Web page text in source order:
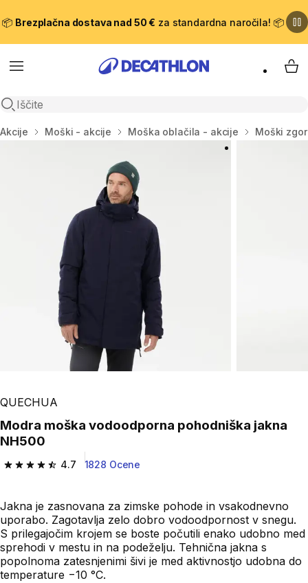
📦 Brezplačna dostava nad 50 € za standardna naročila! 📦
Meni
Odpri iskanje
Domov
Akcije Moški - akcije Moška oblačila - akcije Moški
QUECHUA
Modra moška vodoodporna pohodniška jakna
NH500
4.7
4.7 od 5 zvezdic from 1828 ocene
1828 Ocene
Jakna je zasnovana za zimske pohode in vsakodnevno
uporabo. Zagotavlja zelo dobro vodoodpornost v snegu.
S prilegajočim krojem se boste počutili enako udobno med
sprehodi v mestu in na podeželju. Tehnična jakna s
popolnoma zatesnjenimi šivi je med aktivnostjo udobna do
temperature −10 °C.